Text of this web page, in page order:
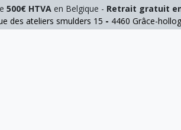
500€ HTVAen Belgique - Retrait gratuit
des ateliers smulders 15 - 4460 Grâce-